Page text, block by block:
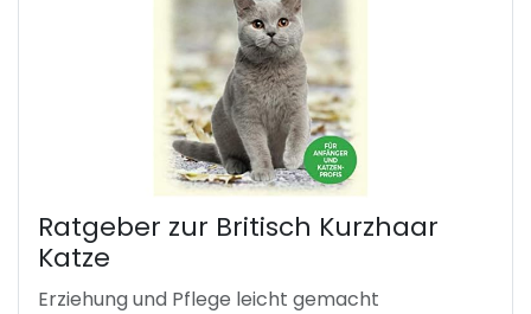
Ratgeber zur Britisch Kurzhaar
Katze
Erziehung und Pflege leicht gemacht